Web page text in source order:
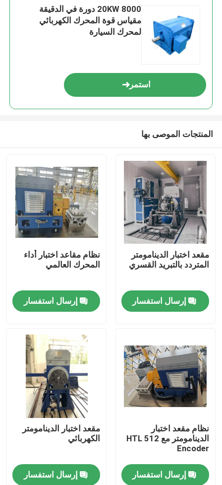
المنزل
المنتجات
حولنا
جولة في المصنع
اتصل بنا
أخبار
مقياس قوة عزم الدوران
دينامومتر عالي السرعة
20KW 8000 دورة في الدقيقة
مقياس قوة المحرك الكهربائي
لمحرك السيارة
استمر
المنتجات الموصى بها
مقعد اختبار الدينامومتر
المتردد بالتبريد القسري
إرسال استفسار
نظام مقاعد اختبار أداء
المحرك العالمي
إرسال استفسار
نظام مقعد اختبار
الدينامومتر مع HTL 512
Encoder
إرسال استفسار
مقعد اختبار الدينامومتر
الكهربائي
إرسال استفسار